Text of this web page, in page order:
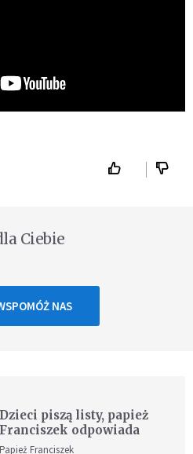
Ciebie
NAS
Dzieci piszą listy, papież
Franciszek odpowiada
Papież Franciszek